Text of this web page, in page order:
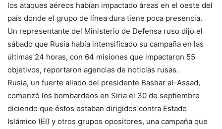
los ataques aéreos habían impactado áreas en el oeste del
país donde el grupo de línea dura tiene poca presencia.
Un representante del Ministerio de Defensa ruso dijo el
sábado que Rusia había intensificado su campaña en las
últimas 24 horas, con 64 misiones que impactaron 55
objetivos, reportaron agencias de noticias rusas.
Rusia, un fuerte aliado del presidente Bashar al-Assad,
comenzó los bombardeos en Siria el 30 de septiembre
diciendo que éstos estaban dirigidos contra Estado
Islámico (EI) y otros grupos opositores, una campaña que